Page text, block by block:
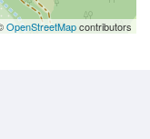
OpenStreetMapcontributors